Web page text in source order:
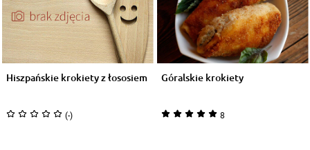
Hiszpańskie krokiety z łososiem
(-)
Góralskie krokiety
8